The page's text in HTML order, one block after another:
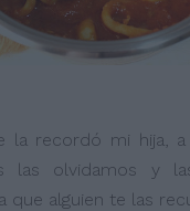
la recordó mi hija,
las olvidamos y
que alguien te las